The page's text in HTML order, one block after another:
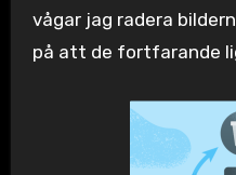
vågar jag radera
på att de fortfarande